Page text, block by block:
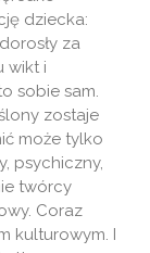
dziecka:
za
wikt i
sobie sam.
zostaje
może tylko
psychiczny,
twórcy
Coraz
kulturowym. I